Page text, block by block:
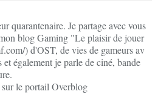
quarantenaire. Je partage avec vous
blog Gaming "Le plaisir de jouer
) d'OST, de vies de gameurs av
également je parle de ciné, bande
sur le portail Overblog